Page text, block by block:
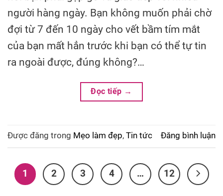
người hàng ngày. Bạn không muốn phải chờ
đợi từ 7 đến 10 ngày cho vết bầm tím mắt
của bạn mất hẳn trước khi bạn có thể tự tin
ra ngoài được, đúng không?…
Đọc tiếp →
Được đăng trong Mẹo làm đẹp, Tin tức Đăng bình luận
1 2 3 4 … 12